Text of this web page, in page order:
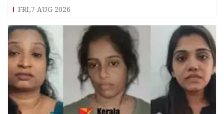
FRI,7 AUG 2026